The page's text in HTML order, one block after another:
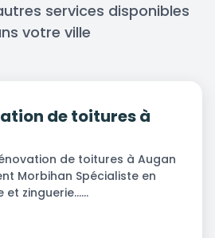
services disponibles
votre ville
de toitures à
de toitures à Augan
Morbihan Spécialiste en
zinguerie…...